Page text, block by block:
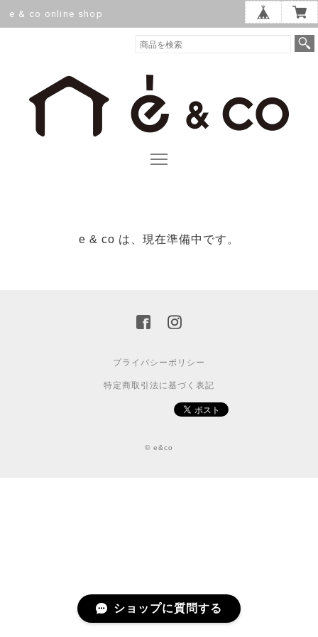
e & co online shop
e & co は、現在準備中です。
プライバシーポリシー
特定商取引法に基づく表記
© e&co
ショップに質問する